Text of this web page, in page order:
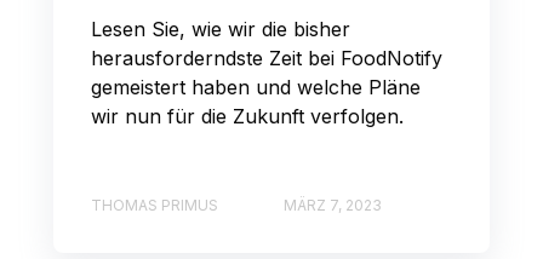
Lesen Sie, wie wir die bisher
herausforderndste Zeit bei FoodNotify
gemeistert haben und welche Pläne
wir nun für die Zukunft verfolgen.
THOMAS PRIMUS MÄRZ 7, 2023